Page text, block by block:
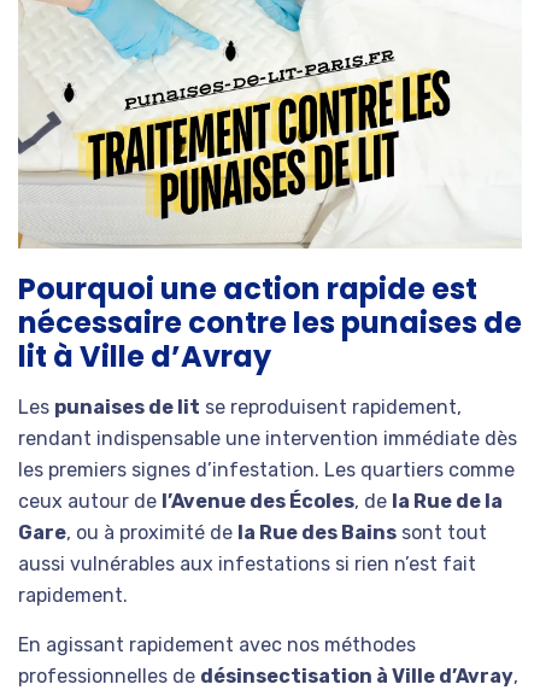
Pourquoi une action rapide est
nécessaire contre les punaises de
lit à Ville d’Avray
Les punaises de lit se reproduisent rapidement,
rendant indispensable une intervention immédiate dès
les premiers signes d’infestation. Les quartiers comme
ceux autour de l’Avenue des Écoles, de la Rue de la
Gare, ou à proximité de la Rue des Bains sont tout
aussi vulnérables aux infestations si rien n’est fait
rapidement.
En agissant rapidement avec nos méthodes
professionnelles de désinsectisation à Ville d’Avray,